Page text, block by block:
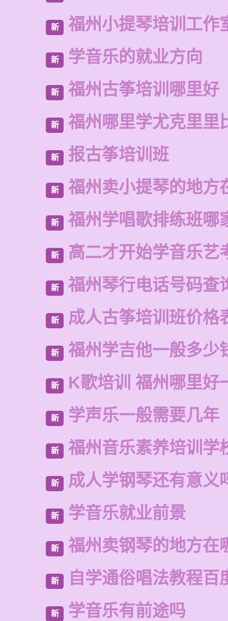
新 福州小提琴培训工作
新 学音乐的就业方向
新 福州古筝培训哪里好
新 福州哪里学尤克里里
新 报古筝培训班
新 福州卖小提琴的地方
新 福州学唱歌排练班哪
新 高二才开始学音乐艺
新 福州琴行电话号码查
新 成人古筝培训班价格
新 福州学吉他一般多少
新 K歌培训 福州哪里好
新 学声乐一般需要几年
新 福州音乐素养培训学
新 成人学钢琴还有意义
新 学音乐就业前景
新 福州卖钢琴的地方在
新 自学通俗唱法教程百
新 学音乐有前途吗